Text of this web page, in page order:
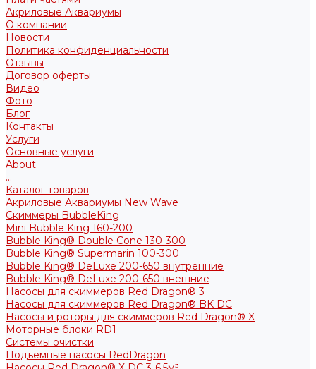
Акриловые Аквариумы
О компании
Новости
Политика конфиденциальности
Отзывы
Договор оферты
Видео
Фото
Блог
Контакты
Услуги
Основные услуги
About
...
Каталог товаров
Акриловые Аквариумы New Wave
Скиммеры BubbleKing
Mini Bubble King 160-200
Bubble King® Double Cone 130-300
Bubble King® Supermarin 100-300
Bubble King® DeLuxe 200-650 внутренние
Bubble King® DeLuxe 200-650 внешние
Насосы для скиммеров Red Dragon® 3
Насосы для скиммеров Red Dragon® BK DC
Насосы и роторы для скиммеров Red Dragon® X
Моторные блоки RD1
Системы очистки
Подъемные насосы RedDragon